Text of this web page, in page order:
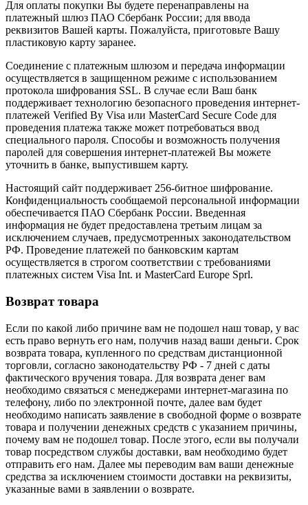
Для оплаты покупки Вы будете перенаправлены на
платежный шлюз ПАО Сбербанк России; для ввода
реквизитов Вашей карты. Пожалуйста, приготовьте Вашу
пластиковую карту заранее.
Соединение с платежным шлюзом и передача информации
осуществляется в защищенном режиме с использованием
протокола шифрования SSL. В случае если Ваш банк
поддерживает технологию безопасного проведения интернет-
платежей Verified By Visa или MasterCard Secure Code для
проведения платежа также может потребоваться ввод
специального пароля. Способы и возможность получения
паролей для совершения интернет-платежей Вы можете
уточнить в банке, выпустившем карту.
Настоящий сайт поддерживает 256-битное шифрование.
Конфиденциальность сообщаемой персональной информации
обеспечивается ПАО Сбербанк России. Введенная
информация не будет предоставлена третьим лицам за
исключением случаев, предусмотренных законодательством
РФ. Проведение платежей по банковским картам
осуществляется в строгом соответствии с требованиями
платежных систем Visa Int. и MasterCard Europe Sprl.
Возврат товара
Если по какой либо причине вам не подошел наш товар, у вас
есть право вернуть его нам, получив назад ваши деньги. Срок
возврата товара, купленного по средствам дистанционной
торговли, согласно законодательству РФ - 7 дней с даты
фактического вручения товара. Для возврата денег вам
необходимо связаться с менеджерами интернет-магазина по
телефону, либо по электронной почте, далее вам будет
необходимо написать заявление в свободной форме о возврате
товара и получении денежных средств с указанием причины,
почему вам не подошел товар. После этого, если вы получали
товар посредством службы доставки, вам необходимо будет
отправить его нам. Далее мы переводим вам ваши денежные
средства за исключением стоимости доставки на реквизиты,
указанные вами в заявлении о возврате.